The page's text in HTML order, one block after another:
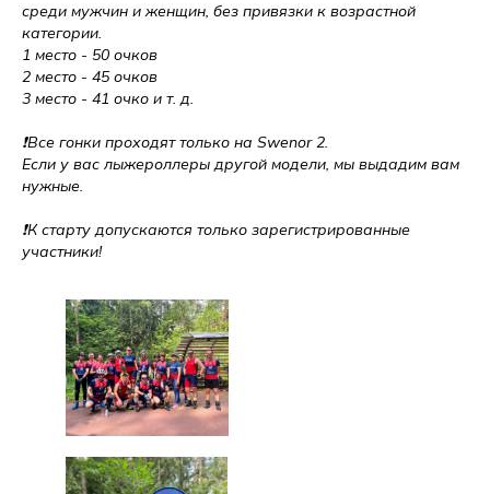
среди мужчин и женщин, без привязки к возрастной
категории.
1 место - 50 очков
2 место - 45 очков
3 место - 41 очко и т. д.
❗️Все гонки проходят только на Swenor 2.
Если у вас лыжероллеры другой модели, мы выдадим вам
нужные.
❗️К старту допускаются только зарегистрированные
участники!